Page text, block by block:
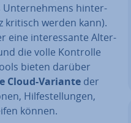
Un­ter­neh­mens hin­ter­
kritisch werden kann).
eine in­ter­es­san­te Al­ter­
die volle Kontrolle
bieten darüber
Cloud-Variante der
Hil­fe­stel­lun­gen,
können.